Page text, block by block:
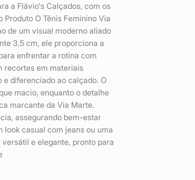
a Flávio's Calçados, com os
O Tênis Feminino Via
de um visual moderno aliado
3,5 cm, ele proporciona a
enfrentar a rotina com
recortes em materiais
diferenciado ao calçado. O
macio, enquanto o detalhe
marcante da Via Marte.
assegurando bem-estar
look casual com jeans ou uma
e elegante, pronto para